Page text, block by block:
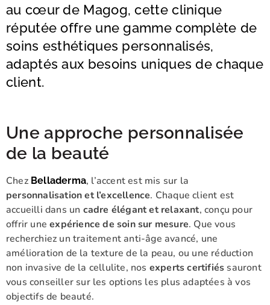
au cœur de Magog, cette clinique
réputée offre une gamme complète de
soins esthétiques personnalisés,
adaptés aux besoins uniques de chaque
client.
Une approche personnalisée
de la beauté
Chez Belladerma, l’accent est mis sur la
personnalisation et l’excellence. Chaque client est
accueilli dans un cadre élégant et relaxant, conçu pour
offrir uneexpérience de soin sur mesure. Que vous
recherchiez un traitement anti-âge avancé, une
amélioration de la texture de la peau, ou une réduction
non invasive de la cellulite, nos experts certifiés sauront
vous conseiller sur les options les plus adaptées à vos
objectifs de beauté.